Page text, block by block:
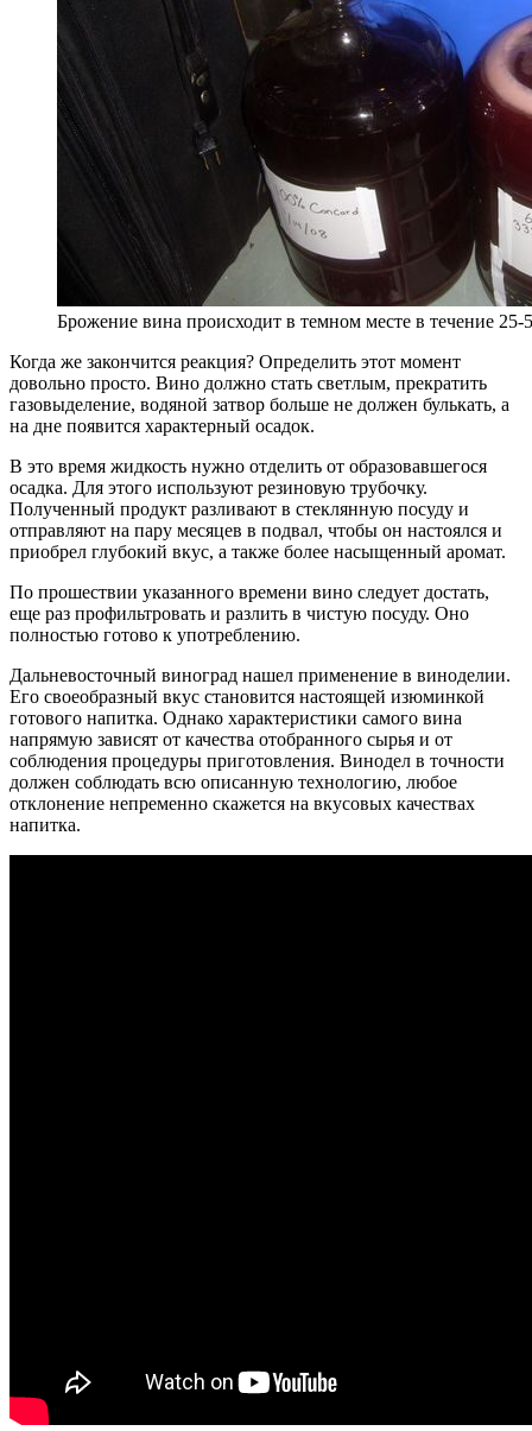
Брожение вина происходит в темном месте в течение 25-
Когда же закончится реакция? Определить этот момент
довольно просто. Вино должно стать светлым, прекратить
газовыделение, водяной затвор больше не должен булькать, а
на дне появится характерный осадок.
В это время жидкость нужно отделить от образовавшегося
осадка. Для этого используют резиновую трубочку.
Полученный продукт разливают в стеклянную посуду и
отправляют на пару месяцев в подвал, чтобы он настоялся и
приобрел глубокий вкус, а также более насыщенный аромат.
По прошествии указанного времени вино следует достать,
еще раз профильтровать и разлить в чистую посуду. Оно
полностью готово к употреблению.
Дальневосточный виноград нашел применение в виноделии.
Его своеобразный вкус становится настоящей изюминкой
готового напитка. Однако характеристики самого вина
напрямую зависят от качества отобранного сырья и от
соблюдения процедуры приготовления. Винодел в точности
должен соблюдать всю описанную технологию, любое
отклонение непременно скажется на вкусовых качествах
напитка.